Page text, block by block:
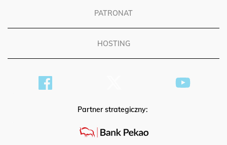
PATRONAT
HOSTING
Partner strategiczny: